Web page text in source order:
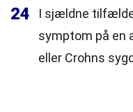
24
I sjældne
symptom på en
eller Crohns